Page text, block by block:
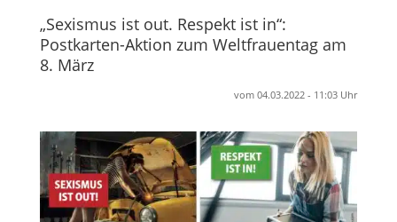
„Sexismus ist out. Respekt ist in“:
Postkarten-Aktion zum Weltfrauentag am
8. März
vom 04.03.2022 - 11:03 Uhr